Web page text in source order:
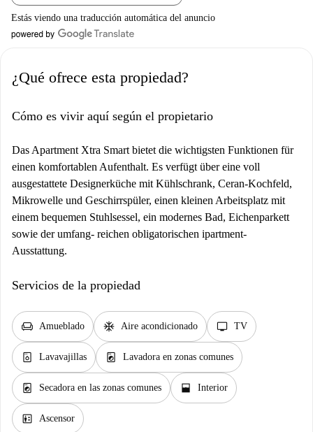
Estás viendo una traducción automática del anuncio
¿Qué ofrece esta propiedad?
Cómo es vivir aquí según el propietario
Das Apartment Xtra Smart bietet die wichtigsten Funktionen für
einen komfortablen Aufenthalt. Es verfügt über eine voll
ausgestattete Designerküche mit Kühlschrank, Ceran-Kochfeld,
Mikrowelle und Geschirrspüler, einen kleinen Arbeitsplatz mit
einem bequemen Stuhlsessel, ein modernes Bad, Eichenparkett
sowie der umfang- reichen obligatorischen ipartment-
Ausstattung.
Servicios de la propiedad
chair Amueblado ac_unit Aire acondicionado tv TV
dishwasher_gen Lavavajillas local_laundry_service Lavadora en zonas comunes
local_laundry_service Secadora en las zonas comunes window_open Interior
elevator Ascensor